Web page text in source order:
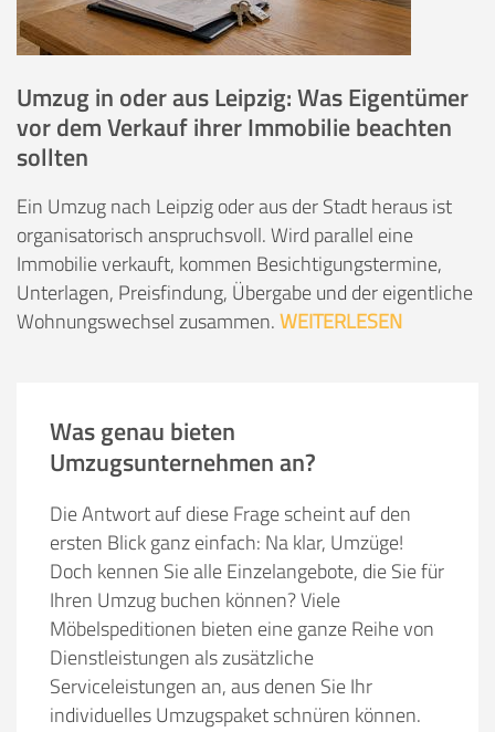
Umzug in oder aus Leipzig: Was Eigentümer
vor dem Verkauf ihrer Immobilie beachten
sollten
Ein Umzug nach Leipzig oder aus der Stadt heraus ist
organisatorisch anspruchsvoll. Wird parallel eine
Immobilie verkauft, kommen Besichtigungstermine,
Unterlagen, Preisfindung, Übergabe und der eigentliche
Wohnungswechsel zusammen.WEITERLESEN
Was genau bieten
Umzugsunternehmen an?
Die Antwort auf diese Frage scheint auf den
ersten Blick ganz einfach: Na klar, Umzüge!
Doch kennen Sie alle Einzelangebote, die Sie für
Ihren Umzug buchen können? Viele
Möbelspeditionen bieten eine ganze Reihe von
Dienstleistungen als zusätzliche
Serviceleistungen an, aus denen Sie Ihr
individuelles Umzugspaket schnüren können.